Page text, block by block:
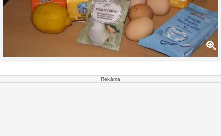
Reklāma